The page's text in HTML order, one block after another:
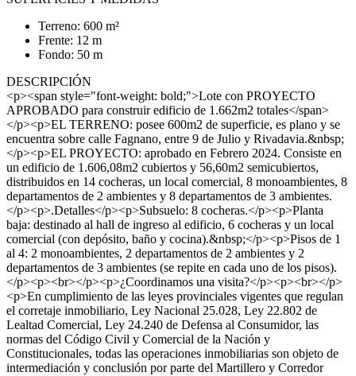
Terreno: 600 m²
Frente: 12 m
Fondo: 50 m
DESCRIPCIÓN
<p><span style="font-weight: bold;">Lote con PROYECTO
APROBADO para construir edificio de 1.662m2 totales</span>
</p><p>EL TERRENO: posee 600m2 de superficie, es plano y se
encuentra sobre calle Fagnano, entre 9 de Julio y Rivadavia.&nbsp;
</p><p>EL PROYECTO: aprobado en Febrero 2024. Consiste en
un edificio de 1.606,08m2 cubiertos y 56,60m2 semicubiertos,
distribuidos en 14 cocheras, un local comercial, 8 monoambientes, 8
departamentos de 2 ambientes y 8 departamentos de 3 ambientes.
</p><p>.Detalles</p><p>Subsuelo: 8 cocheras.</p><p>Planta
baja: destinado al hall de ingreso al edificio, 6 cocheras y un local
comercial (con depósito, baño y cocina).&nbsp;</p><p>Pisos de 1
al 4: 2 monoambientes, 2 departamentos de 2 ambientes y 2
departamentos de 3 ambientes (se repite en cada uno de los pisos).
</p><p><br></p><p>¿Coordinamos una visita?</p><p><br></p>
<p>En cumplimiento de las leyes provinciales vigentes que regulan
el corretaje inmobiliario, Ley Nacional 25.028, Ley 22.802 de
Lealtad Comercial, Ley 24.240 de Defensa al Consumidor, las
normas del Código Civil y Comercial de la Nación y
Constitucionales, todas las operaciones inmobiliarias son objeto de
intermediación y conclusión por parte del Martillero y Corredor